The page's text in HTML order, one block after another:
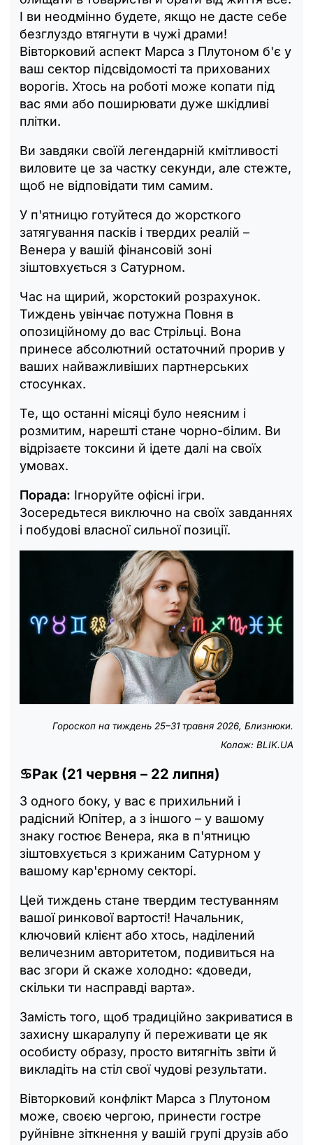
І ви неодмінно будете, якщо не дасте себе
безглуздо втягнути в чужі драми!
Вівторковий аспект Марса з Плутоном б'є у
ваш сектор підсвідомості та прихованих
ворогів. Хтось на роботі може копати під
вас ями або поширювати дуже шкідливі
плітки.
Ви завдяки своїй легендарній кмітливості
виловите це за частку секунди, але стежте,
щоб не відповідати тим самим.
У п'ятницю готуйтеся до жорсткого
затягування пасків і твердих реалій –
Венера у вашій фінансовій зоні
зіштовхується з Сатурном.
Час на щирий, жорстокий розрахунок.
Тиждень увінчає потужна Повня в
опозиційному до вас Стрільці. Вона
принесе абсолютний остаточний прорив у
ваших найважливіших партнерських
стосунках.
Те, що останні місяці було неясним і
розмитим, нарешті стане чорно-білим. Ви
відрізаєте токсини й ідете далі на своїх
умовах.
Порада: Ігноруйте офісні ігри.
Зосередьтеся виключно на своїх завданнях
і побудові власної сильної позиції.
Гороскоп на тиждень 25–31 травня 2026, Близнюки.
Колаж: BLIK.UA
♋Рак (21 червня – 22 липня)
З одного боку, у вас є прихильний і
радісний Юпітер, а з іншого – у вашому
знаку гостює Венера, яка в п'ятницю
зіштовхується з крижаним Сатурном у
вашому кар'єрному секторі.
Цей тиждень стане твердим тестуванням
вашої ринкової вартості! Начальник,
ключовий клієнт або хтось, наділений
величезним авторитетом, подивиться на
вас згори й скаже холодно: «доведи,
скільки ти насправді варта».
Замість того, щоб традиційно закриватися в
захисну шкаралупу й переживати це як
особисту образу, просто витягніть звіти й
викладіть на стіл свої чудові результати.
Вівторковий конфлікт Марса з Плутоном
може, своєю чергою, принести гостре
руйнівне зіткнення у вашій групі друзів або